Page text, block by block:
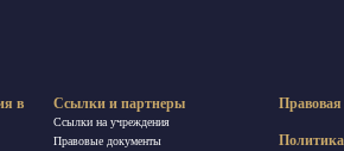
в
Ссылки и партнеры
Ссылки на учреждения
Правовые документы
Политика